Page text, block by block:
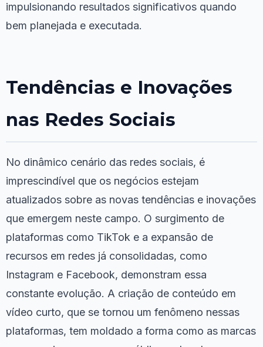
impulsionando resultados significativos quando
bem planejada e executada.
Tendências e Inovações
nas Redes Sociais
No dinâmico cenário das redes sociais, é
imprescindível que os negócios estejam
atualizados sobre as novas tendências e inovações
que emergem neste campo. O surgimento de
plataformas como TikTok e a expansão de
recursos em redes já consolidadas, como
Instagram e Facebook, demonstram essa
constante evolução. A criação de conteúdo em
vídeo curto, que se tornou um fenômeno nessas
plataformas, tem moldado a forma como as marcas